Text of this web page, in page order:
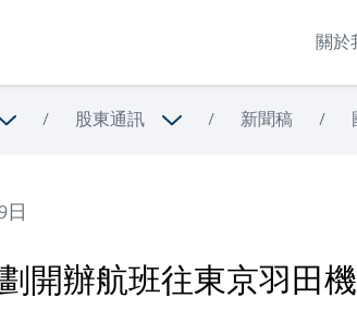
關於
/ 股東通訊 / 新聞稿 /
日
開辦航班往東京羽田